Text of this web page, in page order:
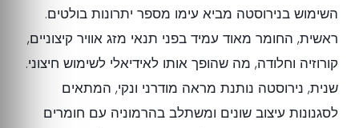
השימוש בנירוסטה מביא עימו מספר יתרונות בולטים.
ראשית, החומר מאוד עמיד בפני תנאי מזג אוויר קיצוניים,
קורוזיה וחלודה, מה שהופך אותו לאידיאלי לשימוש חיצוני.
שנית, נירוסטה נותנת מראה מודרני ונקי, המתאים
לסגנונות עיצוב שונים ומשתלב בהרמוניה עם חומרים